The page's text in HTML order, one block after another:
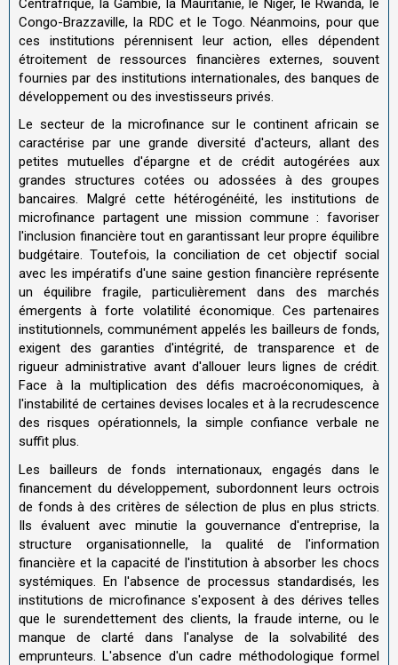
Congo-Brazzaville, la RDC et le Togo. Néanmoins, pour que
ces institutions pérennisent leur action, elles dépendent
étroitement de ressources financières externes, souvent
fournies par des institutions internationales, des banques de
développement ou des investisseurs privés.
Le secteur de la microfinance sur le continent africain se
caractérise par une grande diversité d'acteurs, allant des
petites mutuelles d'épargne et de crédit autogérées aux
grandes structures cotées ou adossées à des groupes
bancaires. Malgré cette hétérogénéité, les institutions de
microfinance partagent une mission commune : favoriser
l'inclusion financière tout en garantissant leur propre équilibre
budgétaire. Toutefois, la conciliation de cet objectif social
avec les impératifs d'une saine gestion financière représente
un équilibre fragile, particulièrement dans des marchés
émergents à forte volatilité économique. Ces partenaires
institutionnels, communément appelés les bailleurs de fonds,
exigent des garanties d'intégrité, de transparence et de
rigueur administrative avant d'allouer leurs lignes de crédit.
Face à la multiplication des défis macroéconomiques, à
l'instabilité de certaines devises locales et à la recrudescence
des risques opérationnels, la simple confiance verbale ne
suffit plus.
Les bailleurs de fonds internationaux, engagés dans le
financement du développement, subordonnent leurs octrois
de fonds à des critères de sélection de plus en plus stricts.
Ils évaluent avec minutie la gouvernance d'entreprise, la
structure organisationnelle, la qualité de l'information
financière et la capacité de l'institution à absorber les chocs
systémiques. En l'absence de processus standardisés, les
institutions de microfinance s'exposent à des dérives telles
que le surendettement des clients, la fraude interne, ou le
manque de clarté dans l'analyse de la solvabilité des
emprunteurs. L'absence d'un cadre méthodologique formel